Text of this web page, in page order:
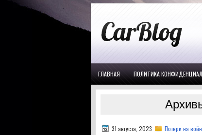
ГЛАВНАЯ ПОЛИТИКА
31 августа, 2023 Потери на